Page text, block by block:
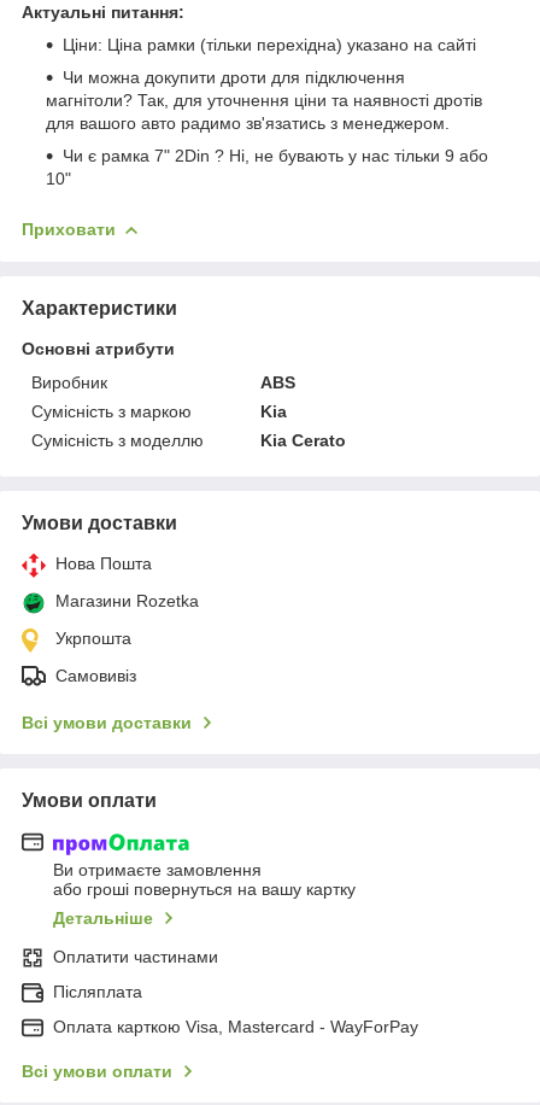
Актуальні питання:
Ціни: Ціна рамки (тільки перехідна) указано на сайті
Чи можна докупити дроти для підключення
магнітоли? Так, для уточнення ціни та наявності дротів
для вашого авто радимо зв'язатись з менеджером.
Чи є рамка 7" 2Din ? Ні, не бувають у нас тільки 9 або
10"
Приховати
Характеристики
Основні атрибути
Виробник
ABS
Сумісність з маркою
Kia
Сумісність з моделлю
Kia Cerato
Умови доставки
Нова Пошта
Магазини Rozetka
Укрпошта
Самовивіз
Всі умови доставки
Умови оплати
Ви отримаєте замовлення
або гроші повернуться на вашу картку
Детальніше
Оплатити частинами
Післяплата
Оплата карткою Visa, Mastercard - WayForPay
Всі умови оплати